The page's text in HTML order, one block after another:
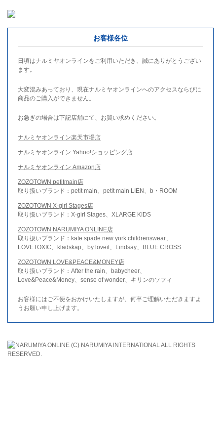
お客様各位
日頃はナルミヤオンラインをご利用いただき、誠にありがとうござい
ます。
大変混みあっており、現在ナルミヤオンラインへのアクセスならびに
商品のご購入ができません。
お急ぎの場合は下記店舗にて、お買い求めください。
ナルミヤオンライン楽天市場店
ナルミヤオンライン Yahoo!ショッピング店
ナルミヤオンライン Amazon店
ZOZOTOWN petitmain店
取り扱いブランド：petit main、petit main LIEN、b・ROOM
ZOZOTOWN X-girl Stages店
取り扱いブランド：X-girl Stages、XLARGE KIDS
ZOZOTOWN NARUMIYA ONLINE店
取り扱いブランド：kate spade new york childrenswear、
LOVETOXIC、kladskap、by loveit、Lindsay、BLUE CROSS
ZOZOTOWN LOVE&PEACE&MONEY店
取り扱いブランド：After the rain、babycheer、
Love&Peace&Money、sense of wonder、キリンのソフィ
お客様にはご不便をおかけいたしますが、何卒ご理解いただきますよ
うお願い申し上げます。